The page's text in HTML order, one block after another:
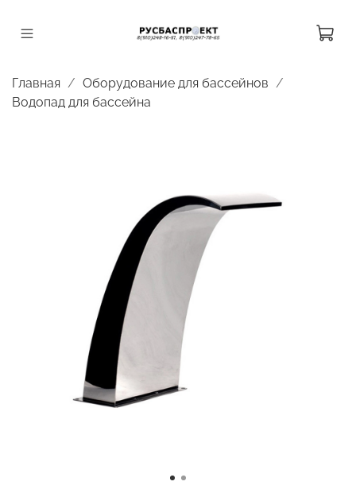
Главная
Оборудование для бассейнов
Водопад для бассейна